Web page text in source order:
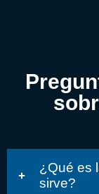
¿Qué es
sirve?